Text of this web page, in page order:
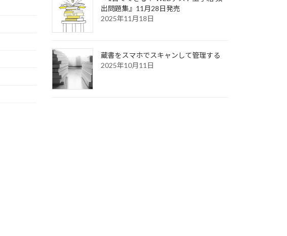
出問題集』11月28日発売
2025年11月18日
蔵書をスマホでスキャンして管理する
2025年10月11日